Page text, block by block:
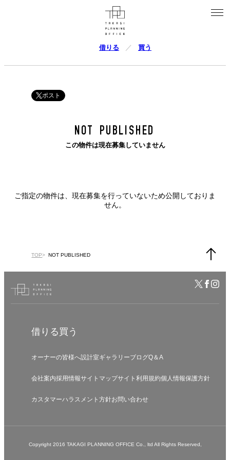
借りる 買う
ポスト
NOT PUBLISHED
この物件は現在募集していません
ご指定の物件は、現在募集を行っていないため公開しておりま
せん。
TOP NOT PUBLISHED
借りる 買う
オーナーの皆様へ設計室ギャラリーブログQ＆A
会社案内採用情報サイトマップサイト利用規約個人情報保護方針
カスタマーハラスメント方針お問い合わせ
Copyright 2016 TAKAGI PLANNING OFFICE Co., ltd All Rights Reserved,